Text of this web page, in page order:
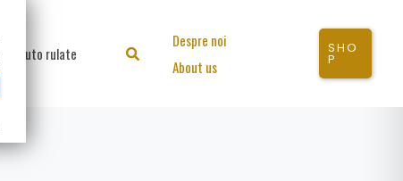
Auto rulate Search
Despre noi
About us
SHO
P